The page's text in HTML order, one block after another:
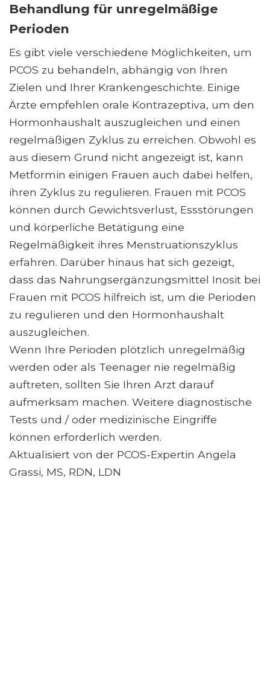
Behandlung für unregelmäßige
Perioden
Es gibt viele verschiedene Möglichkeiten, um
PCOS zu behandeln, abhängig von Ihren
Zielen und Ihrer Krankengeschichte. Einige
Ärzte empfehlen orale Kontrazeptiva, um den
Hormonhaushalt auszugleichen und einen
regelmäßigen Zyklus zu erreichen. Obwohl es
aus diesem Grund nicht angezeigt ist, kann
Metformin einigen Frauen auch dabei helfen,
ihren Zyklus zu regulieren. Frauen mit PCOS
können durch Gewichtsverlust, Essstörungen
und körperliche Betätigung eine
Regelmäßigkeit ihres Menstruationszyklus
erfahren. Darüber hinaus hat sich gezeigt,
dass das Nahrungsergänzungsmittel Inosit bei
Frauen mit PCOS hilfreich ist, um die Perioden
zu regulieren und den Hormonhaushalt
auszugleichen.
Wenn Ihre Perioden plötzlich unregelmäßig
werden oder als Teenager nie regelmäßig
auftreten, sollten Sie Ihren Arzt darauf
aufmerksam machen. Weitere diagnostische
Tests und / oder medizinische Eingriffe
können erforderlich werden.
Aktualisiert von der PCOS-Expertin Angela
Grassi, MS, RDN, LDN